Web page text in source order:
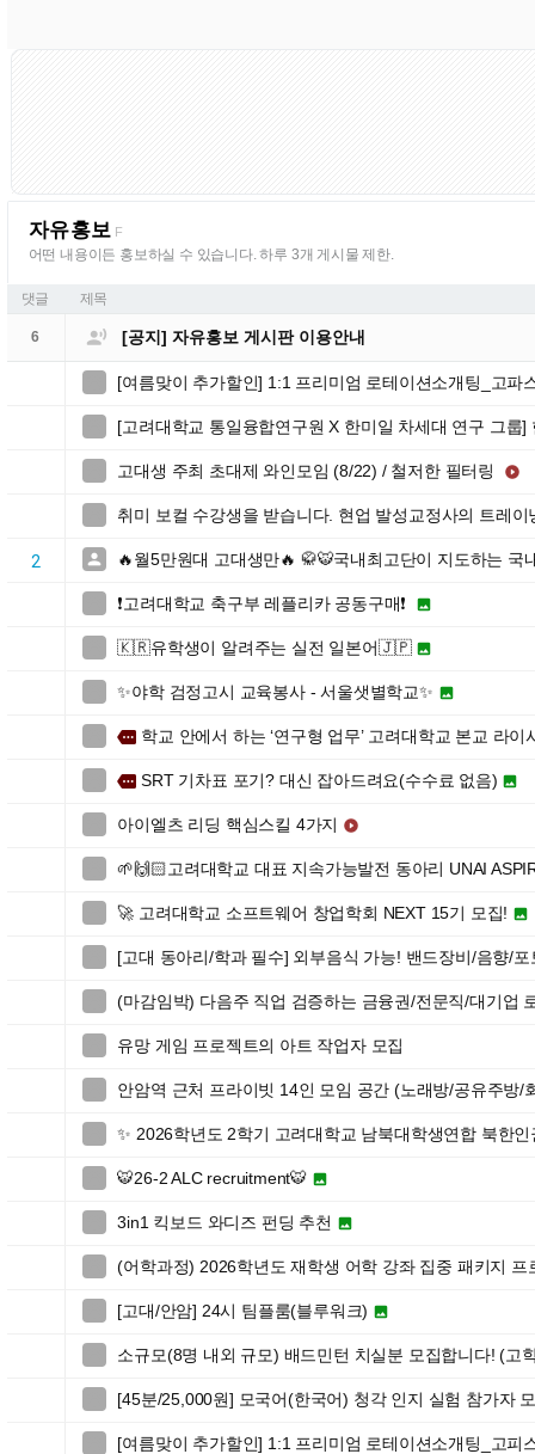
자유홍보 F
어떤 내용이든 홍보하실 수 있습니다. 하루 3개 게시물 제한.
댓글 제목
6  [공지] 자유홍보 게시판 이용안내
[여름맞이 추가할인] 1:1 프리미엄 로테이션소개팅_고파
[고려대학교 통일융합연구원 X 한미일 차세대 연구 그룹
고대생 주최 초대제 와인모임 (8/22) / 철저한 필터링 
취미 보컬 수강생을 받습니다. 현업 발성교정사의 트레이
2  🔥월5만원대 고대생만🔥 🥋🐯국내최고단이 지도하는
❗️고려대학교 축구부 레플리카 공동구매❗️ 
🇰🇷유학생이 알려주는 실전 일본어🇯🇵 
✨야학 검정고시 교육봉사 - 서울샛별학교✨ 
more 학교 안에서 하는 ‘연구형 업무’ 고려대학교 본교 라이
more SRT 기차표 포기? 대신 잡아드려요(수수료 없음) 
아이엘츠 리딩 핵심스킬 4가지 
🌱🙌🏻고려대학교 대표 지속가능발전 동아리 UNAI
🚀 고려대학교 소프트웨어 창업학회 NEXT 15기 모집! 
[고대 동아리/학과 필수] 외부음식 가능! 밴드장비/음향/
(마감임박) 다음주 직업 검증하는 금융권/전문직/대기업
유망 게임 프로젝트의 아트 작업자 모집
안암역 근처 프라이빗 14인 모임 공간 (노래방/공유주방/
✨ 2026학년도 2학기 고려대학교 남북대학생연합 북한
🐯26-2 ALC recruitment🐯 
3in1 킥보드 와디즈 펀딩 추천 
(어학과정) 2026학년도 재학생 어학 강좌 집중 패키지 프
[고대/안암] 24시 팀플룸(블루워크) 
소규모(8명 내외 규모) 배드민턴 치실분 모집합니다! (고
[45분/25,000원] 모국어(한국어) 청각 인지 실험 참가자
[여름맞이 추가할인] 1:1 프리미엄 로테이션소개팅_고피